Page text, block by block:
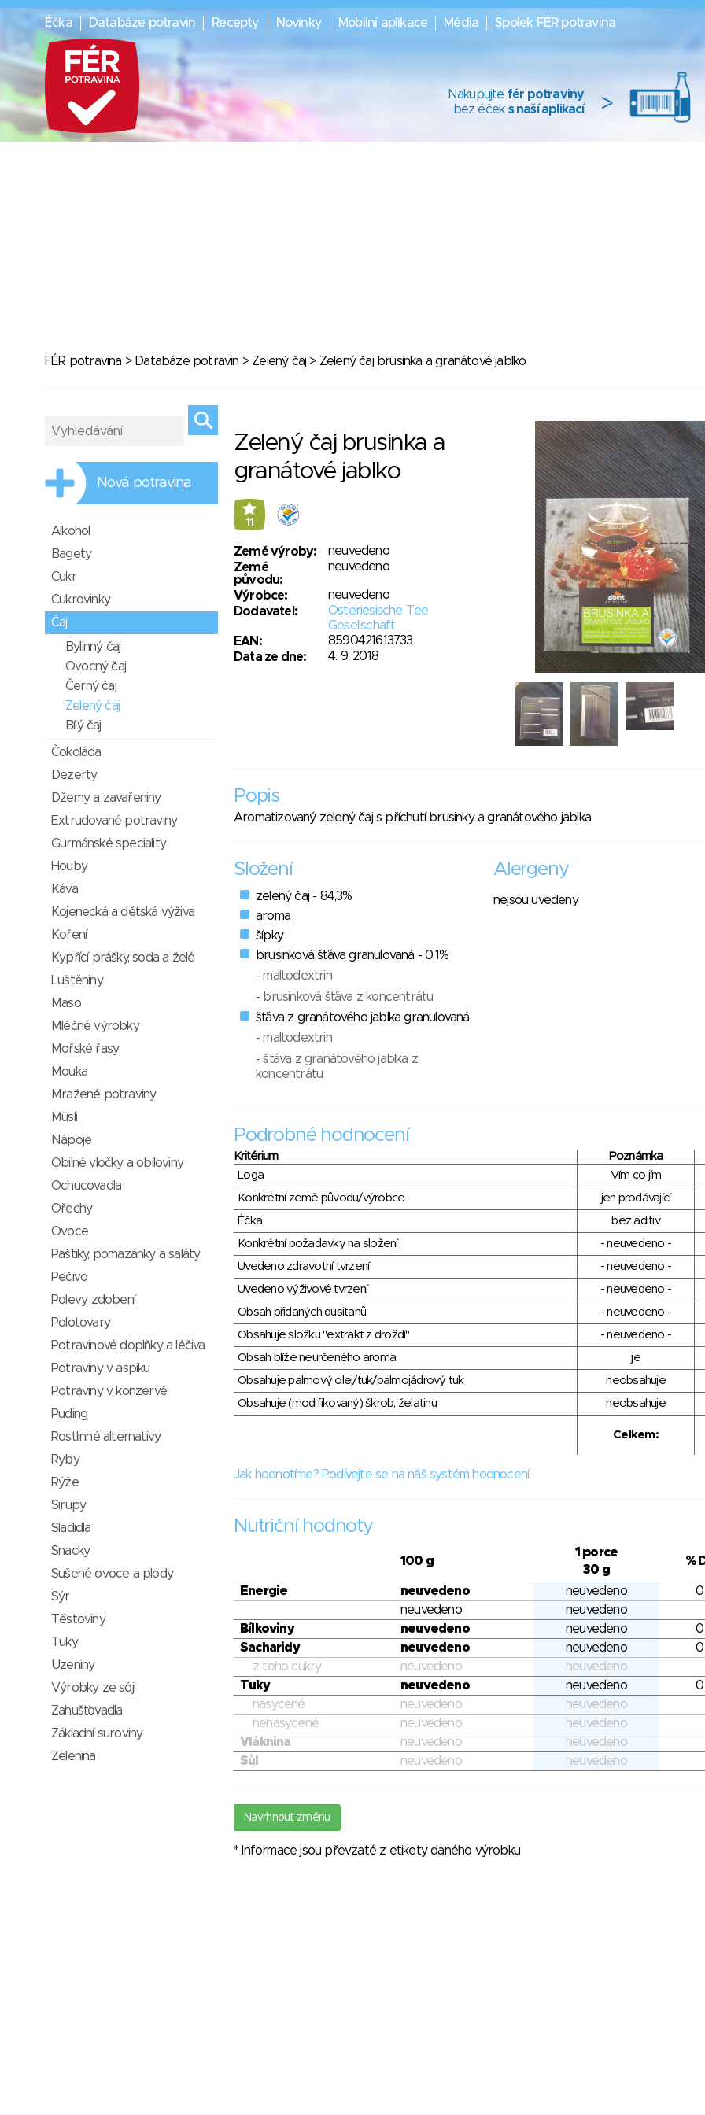
Éčka Databáze potravin Recepty Novinky Mobilní aplikace Média Spolek FÉR potravina
Nakupujte fér potraviny
bez éček s naší aplikací >
FÉR potravina > Databáze potravin > Zelený čaj > Zelený čaj brusinka a granátové jablko
Zelený čaj brusinka a
granátové jablko
11
Země výroby:
neuvedeno
Země
původu:
neuvedeno
Výrobce:
neuvedeno
Dodavatel:
Osteriesische Tee
Gesellschaft
EAN:
8590421613733
Data ze dne:
4. 9. 2018
Popis
Aromatizovaný zelený čaj s příchutí brusinky a granátového jablka
Složení
zelený čaj - 84,3%
aroma
šípky
brusinková šťáva granulovaná - 0,1%
- maltodextrin
- brusinková šťáva z koncentrátu
šťáva z granátového jablka granulovaná
- maltodextrin
- šťáva z granátového jablka z
koncentrátu
Alergeny
nejsou uvedeny
Podrobné hodnocení
Kritérium Poznámka
Loga
Vím co jím
Konkrétní země původu/výrobce
jen prodávající
Éčka
bez aditiv
Konkrétní požadavky na složení
- neuvedeno -
Uvedeno zdravotní tvrzení
- neuvedeno -
Uvedeno výživové tvrzení
- neuvedeno -
Obsah přidaných dusitanů
- neuvedeno -
Obsahuje složku "extrakt z droždí"
- neuvedeno -
Obsah blíže neurčeného aroma
je
Obsahuje palmový olej/tuk/palmojádrový tuk
neobsahuje
Obsahuje (modifikovaný) škrob, želatinu
neobsahuje
Celkem:
Jak hodnotíme? Podívejte se na náš systém hodnocení.
Nutriční hodnoty
100 g
1 porce
30 g
%
Energie neuvedeno neuvedeno
0
neuvedeno
neuvedeno
Bílkoviny
neuvedeno neuvedeno
0
Sacharidy
neuvedeno neuvedeno
0
z toho cukry
neuvedeno
neuvedeno
Tuky
neuvedeno neuvedeno
0
nasycené
neuvedeno
neuvedeno
nenasycené
neuvedeno
neuvedeno
Vláknina
neuvedeno
neuvedeno
Sůl
neuvedeno neuvedeno
Navrhnout změnu
* Informace jsou převzaté z etikety daného výrobku
Nová potravina
Alkohol
Bagety
Cukr
Cukrovinky
Čaj
Bylinný čaj
Ovocný čaj
Černý čaj
Zelený čaj
Bílý čaj
Čokoláda
Dezerty
Džemy a zavařeniny
Extrudované potraviny
Gurmánské speciality
Houby
Káva
Kojenecká a dětská výživa
Koření
Kypřící prášky, soda a želé
Luštěniny
Maso
Mléčné výrobky
Mořské řasy
Mouka
Mražené potraviny
Müsli
Nápoje
Obilné vločky a obiloviny
Ochucovadla
Ořechy
Ovoce
Paštiky, pomazánky a saláty
Pečivo
Polevy, zdobení
Polotovary
Potravinové doplňky a léčiva
Potraviny v aspiku
Potraviny v konzervě
Puding
Rostlinné alternativy
Ryby
Rýže
Sirupy
Sladidla
Snacky
Sušené ovoce a plody
Sýr
Těstoviny
Tuky
Uzeniny
Výrobky ze sóji
Zahušťovadla
Základní suroviny
Zelenina